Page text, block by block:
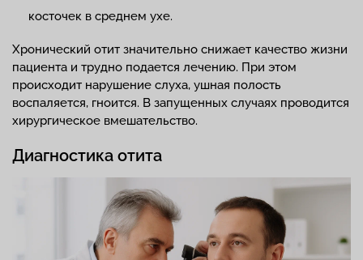
косточек в среднем ухе.
Хронический отит значительно снижает качество жизни
пациента и трудно подается лечению. При этом
происходит нарушение слуха, ушная полость
воспаляется, гноится. В запущенных случаях проводится
хирургическое вмешательство.
Диагностика отита